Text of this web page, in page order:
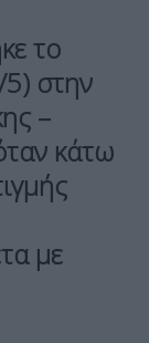
το
στην
–
κάτω
με